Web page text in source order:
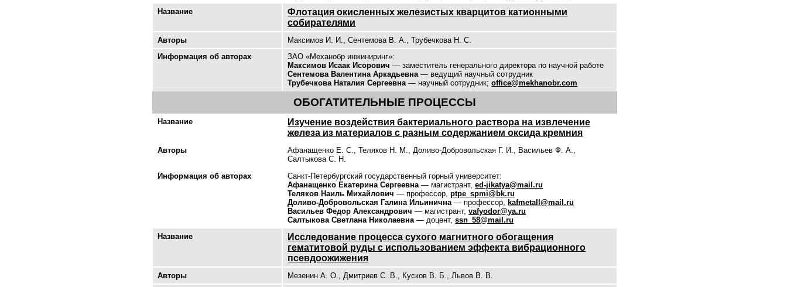
Название
Флотация окисленных железистых кварцитов катионными
собирателями
Авторы
Максимов И. И., Сентемова В. А., Трубечкова Н. С.
Информация об авторах
ЗАО «Механобр инжиниринг»:
Максимов Исаак Исорович — заместитель генерального директора по научной работе
Сентемова Валентина Аркадьевна— ведущий научный сотрудник
Трубечкова Наталия Сергеевна— научный сотрудник;office@mekhanobr.com
ОБОГАТИТЕЛЬНЫЕ ПРОЦЕССЫ
Название
Изучение воздействия бактериального раствора на извлечение
железа из материалов с разным содержанием оксида кремния
Авторы
Афанащенко Е. С., Теляков Н. М., Доливо-Добровольская Г. И., Васильев Ф. А.,
Салтыкова С. Н.
Информация об авторах
Санкт-Петербургский государственный горный университет:
Афанащенко Екатерина Сергеевна — магистрант,ed-jikatya@mail.ru
Теляков Наиль Михайлович — профессор,ptpe_spmi@bk.ru
Доливо-Добровольская Галина Ильинична — профессор,kafmetall@mail.ru
Васильев Федор Александрович — магистрант,vafyodor@ya.ru
Салтыкова Светлана Николаевна — доцент,ssn_58@mail.ru
Название
Исследование процесса сухого магнитного обогащения
гематитовой руды с использованием эффекта вибрационного
псевдоожижения
Авторы
Мезенин А. О., Дмитриев С. В., Кусков В. Б., Львов В. В.